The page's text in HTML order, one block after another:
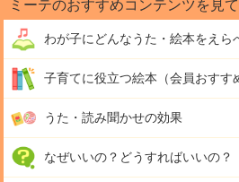
ミーテのおすすめコンテンツを見
わが子にどんなうた・絵本をえら
子育てに役立つ絵本（会員おすす
うた・読み聞かせの効果
なぜいいの？どうすればいいの？